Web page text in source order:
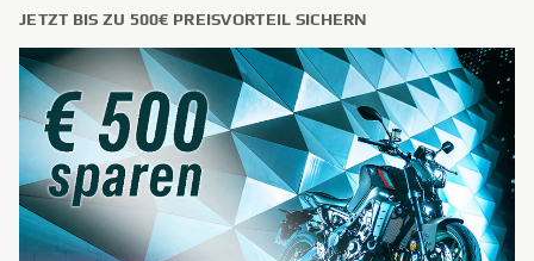
JETZT BIS ZU 500€ PREISVORTEIL SICHERN